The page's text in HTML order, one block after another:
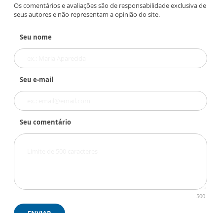
Os comentários e avaliações são de responsabilidade exclusiva de
seus autores e não representam a opinião do site.
Seu nome
Seu e-mail
Seu comentário
500